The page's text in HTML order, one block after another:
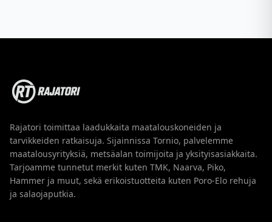
Rajatori toimittaa laadukkaita maatalouskoneiden ja
tarvikkeiden ratkaisuja. Sijainnissa Tornio, palvelemme
maatalousyrityksiä, metsäalan toimijoita ja yksityisasiakkaita.
Tarjoamme tunnetut merkit kuten TMK, Naarva, Piko,
Hammer ja muut, sekä erikoistuotteita kuten Poro-Elo rehuja
ja salaojaputkia.